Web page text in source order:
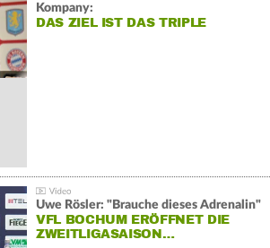
Kompany:
DAS ZIEL IST DAS TRIPLE
Uwe Rösler: "Brauche dieses Adrenalin"
VFL BOCHUM ERÖFFNET DIE
ZWEITLIGASAISON…